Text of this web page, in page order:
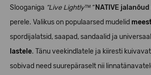
Slooganiga “Live Lightly™” NATIVE jalanõud
perele. Valikus on populaarsed mudelid
spordijalatsid, saapad, sandaalid ja
lastele. Tänu veekindlatele ja kiiresti
sobivad need suurepäraselt nii